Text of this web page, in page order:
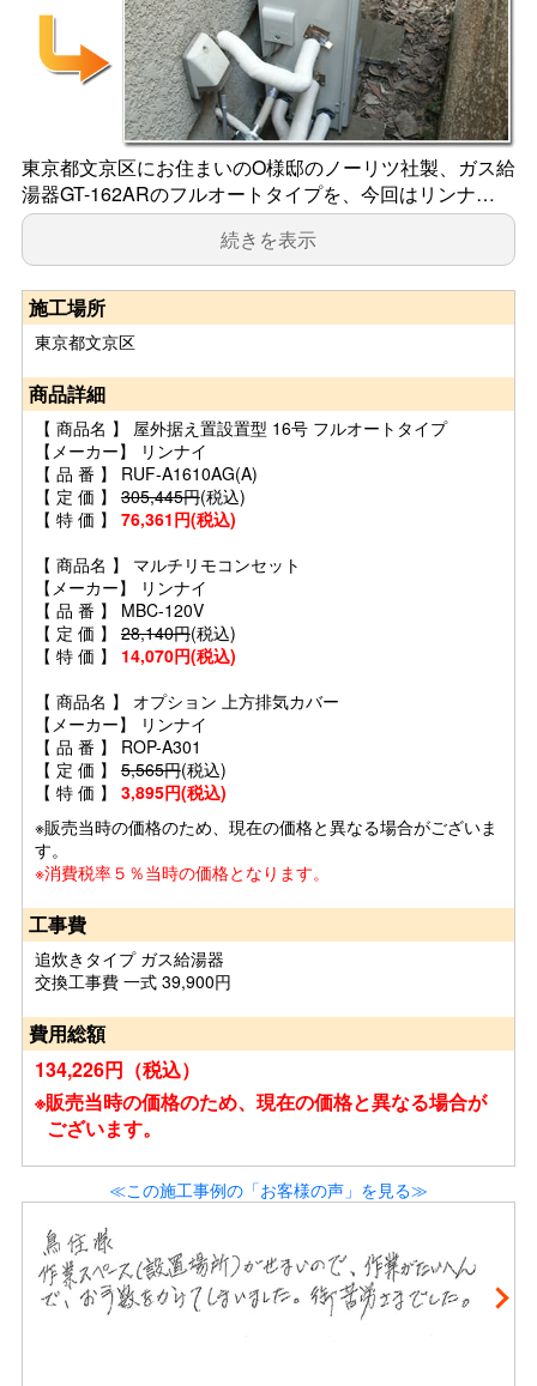
東京都文京区にお住まいのO様邸のノーリツ社製、ガス給
湯器GT-162ARのフルオートタイプを、今回はリンナ…
続きを表示
施工場所
東京都文京区
商品詳細
【 商品名 】 屋外据え置設置型 16号 フルオートタイプ
【メーカー】 リンナイ
【 品 番 】 RUF-A1610AG(A)
【 定 価 】 305,445円(税込)
【 特 価 】 76,361円(税込)
【 商品名 】 マルチリモコンセット
【メーカー】 リンナイ
【 品 番 】 MBC-120V
【 定 価 】 28,140円(税込)
【 特 価 】 14,070円(税込)
【 商品名 】 オプション 上方排気カバー
【メーカー】 リンナイ
【 品 番 】 ROP-A301
【 定 価 】 5,565円(税込)
【 特 価 】 3,895円(税込)
※販売当時の価格のため、現在の価格と異なる場合がございま
す。
※消費税率５％当時の価格となります。
工事費
追炊きタイプ ガス給湯器
交換工事費 一式 39,900円
費用総額
134,226円（税込）
※販売当時の価格のため、現在の価格と異なる場合が
ございます。
≪この施工事例の「お客様の声」を見る≫